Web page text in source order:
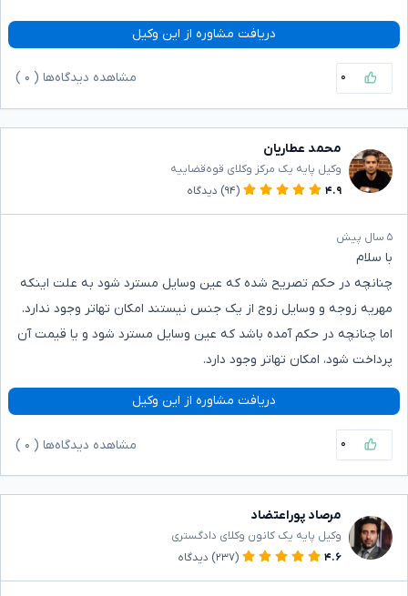
دریافت مشاوره از این وکیل
۰ مشاهده دیدگاه‌ها ( ۰
محمد عطاریان
وکیل پایه یک مرکز وکلای قوه‌قضاییه
۴.۹
(۹۴) دیدگاه
۵ سال پیش
با سلام
چنانچه در حکم تصریح شده که عین وسایل مسترد شود به علت اینکه
مهریه زوجه و وسایل زوج از یک جنس نیستند امکان تهاتر وجود ندارد.
اما چنانچه در حکم آمده باشد که عین وسایل مسترد شود و یا قیمت آن
پرداخت شود، امکان تهاتر وجود دارد.
دریافت مشاوره از این وکیل
۰ مشاهده دیدگاه‌ها ( ۰
مرصاد پوراعتضاد
وکیل پایه یک کانون وکلای دادگستری
۴.۶
(۲۳۷) دیدگاه